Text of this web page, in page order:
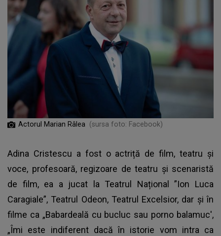
Actorul Marian Râlea (sursa foto: Facebook)
Adina Cristescu a fost o actriță de film, teatru și
voce, profesoară, regizoare de teatru și scenaristă
de film, ea a jucat la Teatrul Național ”Ion Luca
Caragiale”, Teatrul Odeon, Teatrul Excelsior, dar și în
filme ca „Babardeală cu bucluc sau porno balamuc',
„Îmi este indiferent dacă în istorie vom intra ca